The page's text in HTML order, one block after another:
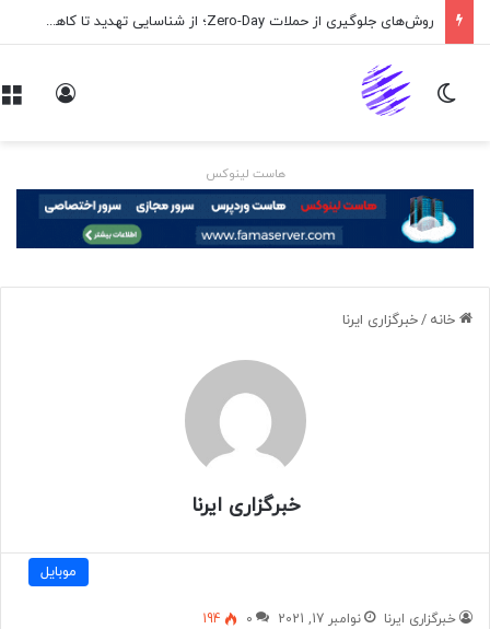
اپلیکیشن پیام‌رسان ایکس در راه است
تغییر پوسته
هاست لینوکس
خانه /خبرگزاری ایرنا
خبرگزاری ایرنا
موبايل
خبرگزاری ایرنا نوامبر 17, 2021 0
194